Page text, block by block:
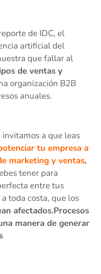
de IDC, el
artificial del
que fallar al
de ventas y
organización B2B
anuales.
invitamos a que leas
tu empresa a
marketing y ventas,
tener para
entre tus
toda costa, que los
afectados.Procesos
manera de generar